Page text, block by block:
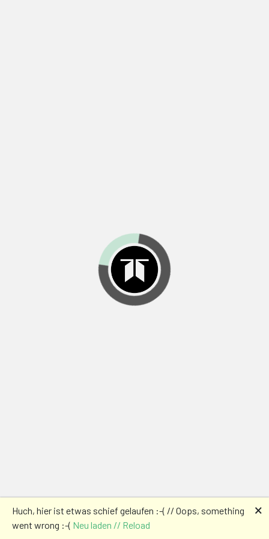
Huch, hier ist etwas schief gelaufen :-( // Oops, something
went wrong :-( Neu laden // Reload
🗙